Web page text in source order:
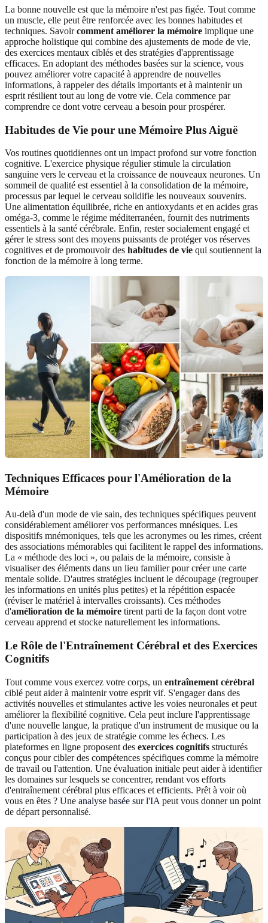
La bonne nouvelle est que la mémoire n'est pas figée. Tout comme
un muscle, elle peut être renforcée avec les bonnes habitudes et
techniques. Savoircomment améliorer la mémoire implique une
approche holistique qui combine des ajustements de mode de vie,
des exercices mentaux ciblés et des stratégies d'apprentissage
efficaces. En adoptant des méthodes basées sur la science, vous
pouvez améliorer votre capacité à apprendre de nouvelles
informations, à rappeler des détails importants et à maintenir un
esprit résilient tout au long de votre vie. Cela commence par
comprendre ce dont votre cerveau a besoin pour prospérer.
Habitudes de Vie pour une Mémoire Plus Aiguë
Vos routines quotidiennes ont un impact profond sur votre fonction
cognitive. L'exercice physique régulier stimule la circulation
sanguine vers le cerveau et la croissance de nouveaux neurones. Un
sommeil de qualité est essentiel à la consolidation de la mémoire,
processus par lequel le cerveau solidifie les nouveaux souvenirs.
Une alimentation équilibrée, riche en antioxydants et en acides gras
oméga-3, comme le régime méditerranéen, fournit des nutriments
essentiels à la santé cérébrale. Enfin, rester socialement engagé et
gérer le stress sont des moyens puissants de protéger vos réserves
cognitives et de promouvoir des habitudes de vie qui soutiennent la
fonction de la mémoire à long terme.
Techniques Efficaces pour l'Amélioration de la
Mémoire
Au-delà d'un mode de vie sain, des techniques spécifiques peuvent
considérablement améliorer vos performances mnésiques. Les
dispositifs mnémoniques, tels que les acronymes ou les rimes, créent
des associations mémorables qui facilitent le rappel des informations.
La « méthode des loci », ou palais de la mémoire, consiste à
visualiser des éléments dans un lieu familier pour créer une carte
mentale solide. D'autres stratégies incluent le découpage (regrouper
les informations en unités plus petites) et la répétition espacée
(réviser le matériel à intervalles croissants). Ces méthodes
d'amélioration de la mémoire tirent parti de la façon dont votre
cerveau apprend et stocke naturellement les informations.
Le Rôle de l'Entraînement Cérébral et des Exercices
Cognitifs
Tout comme vous exercez votre corps, un entraînement cérébral
ciblé peut aider à maintenir votre esprit vif. S'engager dans des
activités nouvelles et stimulantes active les voies neuronales et peut
améliorer la flexibilité cognitive. Cela peut inclure l'apprentissage
d'une nouvelle langue, la pratique d'un instrument de musique ou la
participation à des jeux de stratégie comme les échecs. Les
plateformes en ligne proposent des exercices cognitifs structurés
conçus pour cibler des compétences spécifiques comme la mémoire
de travail ou l'attention. Une évaluation initiale peut aider à identifier
les domaines sur lesquels se concentrer, rendant vos efforts
d'entraînement cérébral plus efficaces et efficients. Prêt à voir où
vous en êtes ? Une analyse basée sur l'IA peut vous donner un point
de départ personnalisé.